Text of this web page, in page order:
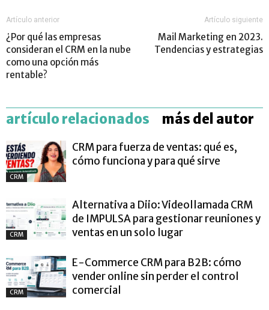
Artículo anterior
¿Por qué las empresas
consideran el CRM en la nube
como una opción más
rentable?
Artículo siguiente
Mail Marketing en 2023.
Tendencias y estrategias
artículo relacionados más del autor
CRM
CRM para fuerza de ventas: qué es,
cómo funciona y para qué sirve
CRM
Alternativa a Diio: Videollamada CRM
de IMPULSA para gestionar reuniones y
ventas en un solo lugar
CRM
E-Commerce CRM para B2B: cómo
vender online sin perder el control
comercial